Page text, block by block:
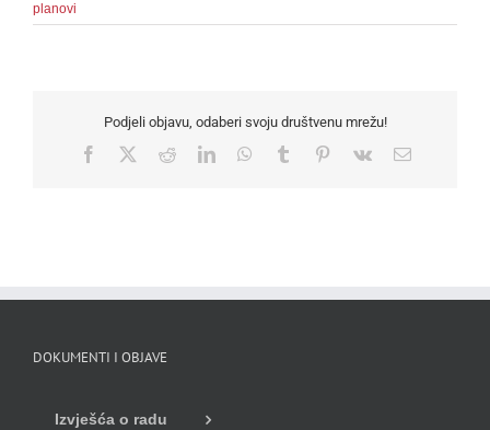
planovi
Podjeli objavu, odaberi svoju društvenu mrežu!
Facebook RedditLinkedInWhatsApp
Tumblr Pinterest
Vk Email
DOKUMENTI I OBJAVE
Izvješća o radu